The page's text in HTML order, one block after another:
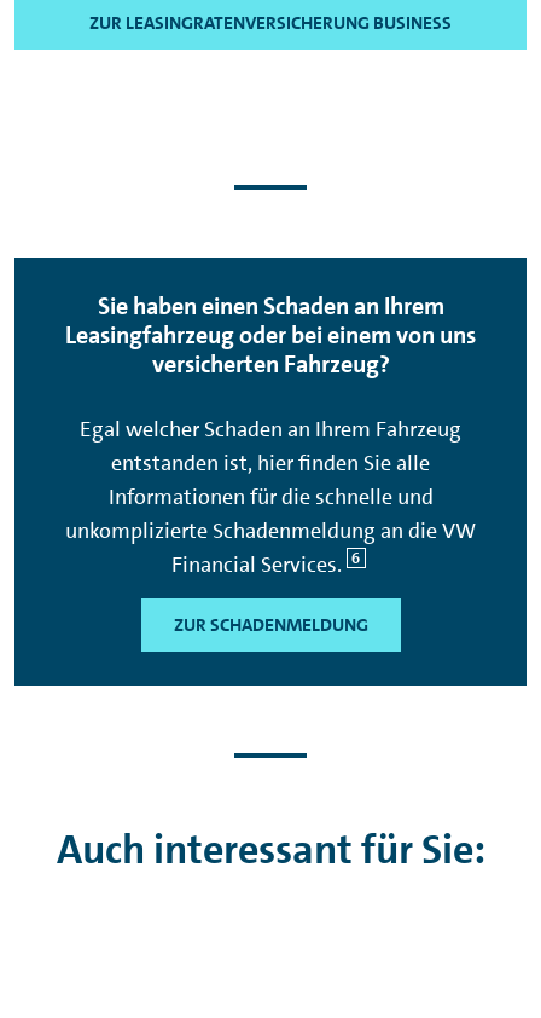
ZUR LEASINGRATENVERSICHERUNG BUSINESS
Sie haben einen Schaden an Ihrem
Leasingfahrzeug oder bei einem von uns
versicherten Fahrzeug?
Egal welcher Schaden an Ihrem Fahrzeug
entstanden ist, hier finden Sie alle
Informationen für die schnelle und
unkomplizierte Schadenmeldung an die VW
Financial Services. 6
ZUR SCHADENMELDUNG
Auch interessant für Sie: